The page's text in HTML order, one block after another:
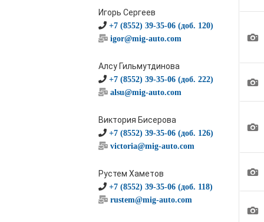
Игорь Сергеев
+7 (8552) 39-35-06 (доб. 120)
igor@mig-auto.com
Алсу Гильмутдинова
+7 (8552) 39-35-06 (доб. 222)
alsu@mig-auto.com
Виктория Бисерова
+7 (8552) 39-35-06 (доб. 126)
victoria@mig-auto.com
Рустем Хаметов
+7 (8552) 39-35-06 (доб. 118)
rustem@mig-auto.com
1
1
1
1
1